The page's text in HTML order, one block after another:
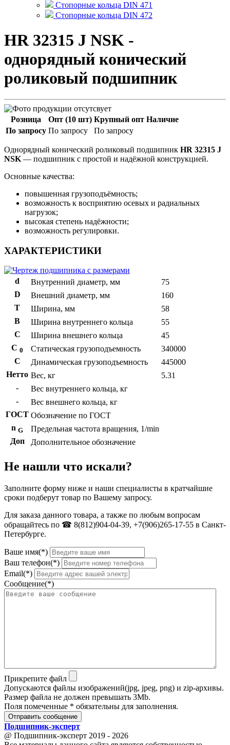
Стопорные кольца DIN 471
Стопорные кольца DIN 472
HR 32315 J NSK -
однорядный конический
роликовый подшипник
Розница Опт (10 шт) Крупный опт Наличие
По запросу По запросу По запросу
Однорядный конический роликовый подшипник HR 32315 J
NSK — подшипник с простой и надёжной конструкцией.
Основные качества:
повышенная грузоподъёмность;
возможность к восприятию осевых и радиальных
нагрузок;
высокая степень надёжности;
возможность регулировки.
ХАРАКТЕРИСТИКИ
d Внутренний диаметр, мм
75
D
Внешний диаметр, мм
160
T
Ширина, мм
58
B
Ширина внутреннего кольца
55
С
Ширина внешнего кольца
45
С 0 Статическая грузоподъемность
340000
C
Динамическая грузоподъемность
445000
Нетто Вес, кг
5.31
-
Вес внутреннего кольца, кг
-
Вес внешнего кольца, кг
ГОСТ Обозначение по ГОСТ
n G
Предельная частота вращения, 1/min
Доп
Дополнительное обозначение
Не нашли что искали?
Заполните форму ниже и наши специалисты в кратчайшие
сроки подберут товар по Вашему запросу.
Для заказа данного товара, а также по любым вопросам
обращайтесь по ☎ 8(812)904-04-39, +7(906)265-17-55 в Санкт-
Петербурге.
Ваше имя(*)
Ваш телефон(*)
Email(*)
Сообщение(*)
Прикрепите файл
Допускаются файлы изображений(jpg, jpeg, png) и zip-архивы.
Размер файла не должен превышать 3Mb.
Поля помеченные * обязательны для заполнения.
Отправить сообщение
Подшипник-эксперт
@ Подшипник-эксперт 2019 - 2026